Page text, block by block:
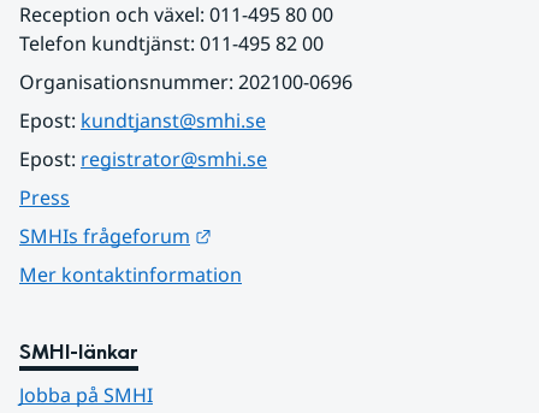
Reception och växel: 011-495 80 00
Telefon kundtjänst: 011-495 82 00
Organisationsnummer: 202100-0696
Epost: kundtjanst@smhi.se
Epost: registrator@smhi.se
Press
SMHIs frågeforum
Mer kontaktinformation
SMHI-länkar
Jobba på SMHI